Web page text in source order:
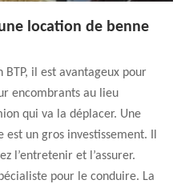
location de benne
BTP, il est avantageux pour
encombrants au lieu
qui va la déplacer. Une
un gros investissement. Il
l’entretenir et l’assurer.
pour le conduire. La